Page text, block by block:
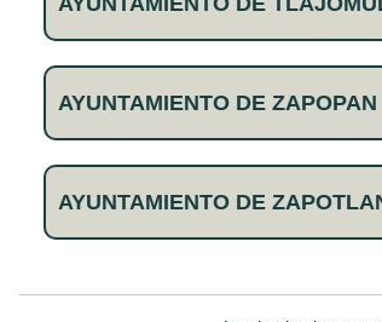
AYUNTAMIENTO DE ZAPOPAN
AYUNTAMIENTO DE